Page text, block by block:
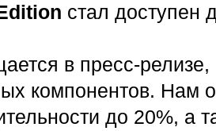
стал доступен
в пресс-
компонентов. Нам
до 20%, а